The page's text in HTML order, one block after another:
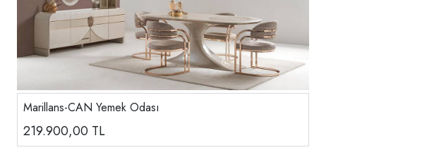
Marillans-CAN Yemek Odası
219.900,00 TL